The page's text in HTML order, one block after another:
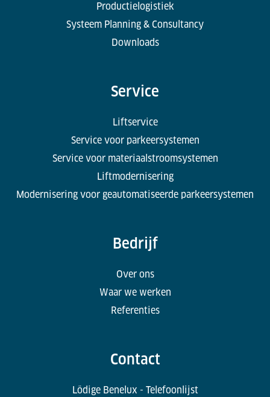
Productielogistiek
Systeem Planning & Consultancy
Downloads
Service
Liftservice
Service voor parkeersystemen
Service voor materiaalstroomsystemen
Liftmodernisering
Modernisering voor geautomatiseerde parkeersystemen
Bedrijf
Over ons
Waar we werken
Referenties
Contact
Lödige Benelux - Telefoonlijst